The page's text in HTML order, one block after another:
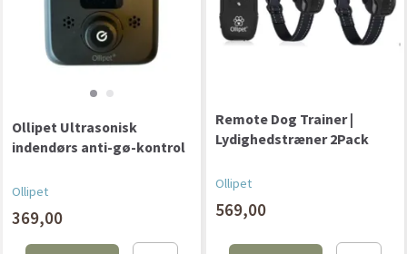
Ollipet Ultrasonisk
indendørs anti-gø-kontrol
Ollipet
369,00
Remote Dog Trainer |
Lydighedstræner 2Pack
Ollipet
569,00